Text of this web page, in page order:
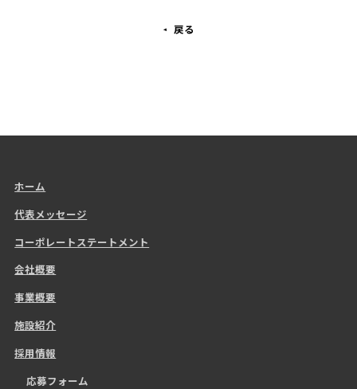
戻る
ホーム
代表メッセージ
コーポレートステートメント
会社概要
事業概要
施設紹介
採用情報
応募フォーム